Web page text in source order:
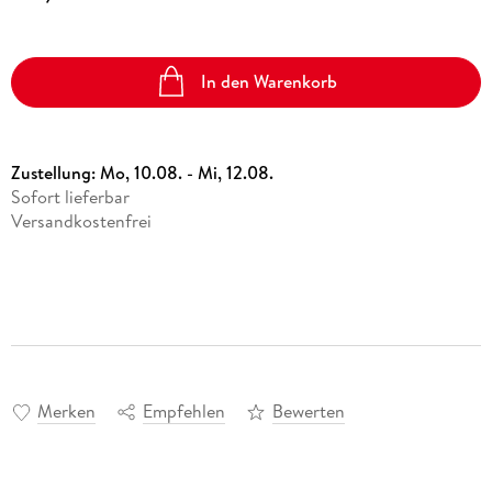
In den Warenkorb
Zustellung:Mo, 10.08. - Mi, 12.08.
Sofort lieferbar
Versandkostenfrei
Merken Empfehlen Bewerten